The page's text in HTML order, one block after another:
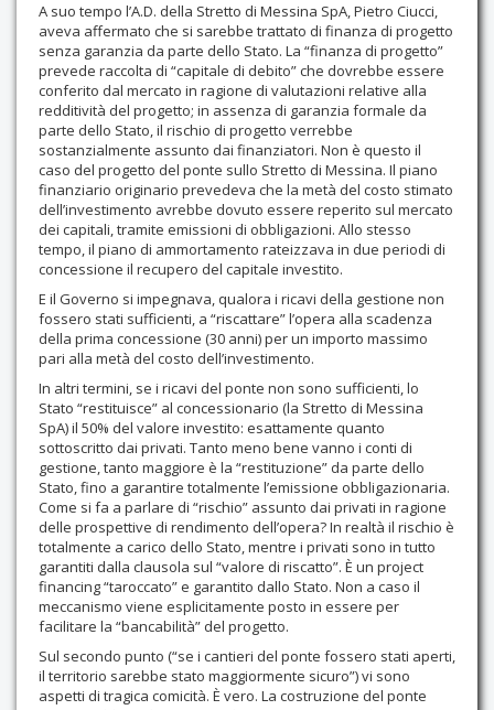
A suo tempo l’A.D. della Stretto di Messina SpA, Pietro Ciucci,
aveva affermato che si sarebbe trattato di finanza di progetto
senza garanzia da parte dello Stato. La “finanza di progetto”
prevede raccolta di “capitale di debito” che dovrebbe essere
conferito dal mercato in ragione di valutazioni relative alla
redditività del progetto; in assenza di garanzia formale da
parte dello Stato, il rischio di progetto verrebbe
sostanzialmente assunto dai finanziatori. Non è questo il
caso del progetto del ponte sullo Stretto di Messina. Il piano
finanziario originario prevedeva che la metà del costo stimato
dell’investimento avrebbe dovuto essere reperito sul mercato
dei capitali, tramite emissioni di obbligazioni. Allo stesso
tempo, il piano di ammortamento rateizzava in due periodi di
concessione il recupero del capitale investito.
E il Governo si impegnava, qualora i ricavi della gestione non
fossero stati sufficienti, a “riscattare” l’opera alla scadenza
della prima concessione (30 anni) per un importo massimo
pari alla metà del costo dell’investimento.
In altri termini, se i ricavi del ponte non sono sufficienti, lo
Stato “restituisce” al concessionario (la Stretto di Messina
SpA) il 50% del valore investito: esattamente quanto
sottoscritto dai privati. Tanto meno bene vanno i conti di
gestione, tanto maggiore è la “restituzione” da parte dello
Stato, fino a garantire totalmente l’emissione obbligazionaria.
Come si fa a parlare di “rischio” assunto dai privati in ragione
delle prospettive di rendimento dell’opera? In realtà il rischio è
totalmente a carico dello Stato, mentre i privati sono in tutto
garantiti dalla clausola sul “valore di riscatto”. È un project
financing “taroccato” e garantito dallo Stato. Non a caso il
meccanismo viene esplicitamente posto in essere per
facilitare la “bancabilità” del progetto.
Sul secondo punto (“se i cantieri del ponte fossero stati aperti,
il territorio sarebbe stato maggiormente sicuro”) vi sono
aspetti di tragica comicità. È vero. La costruzione del ponte